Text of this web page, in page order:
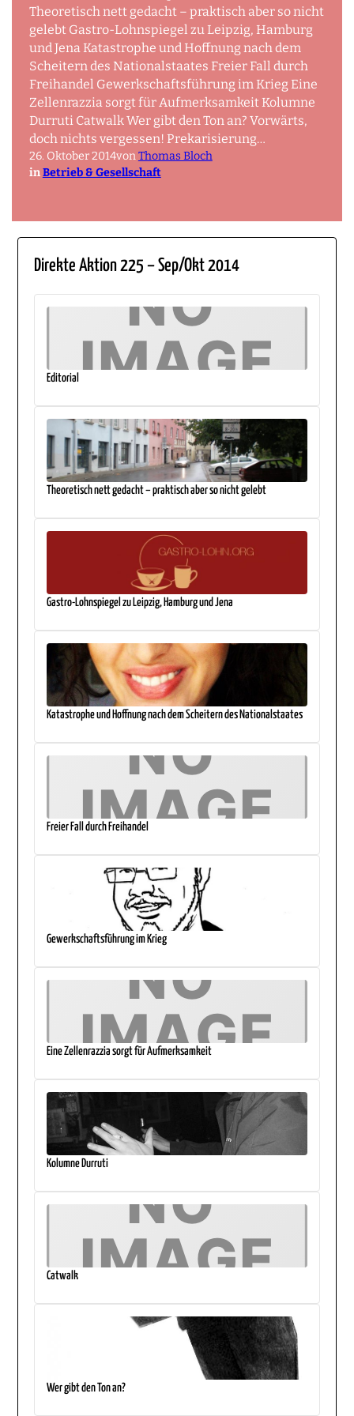
Theoretisch nett gedacht – praktisch aber so nicht
gelebt Gastro-Lohnspiegel zu Leipzig, Hamburg
und Jena Katastrophe und Hoffnung nach dem
Scheitern des Nationalstaates Freier Fall durch
Freihandel Gewerkschaftsführung im Krieg Eine
Zellenrazzia sorgt für Aufmerksamkeit Kolumne
Durruti Catwalk Wer gibt den Ton an? Vorwärts,
doch nichts vergessen! Prekarisierung…
26. Oktober 2014vonThomas Bloch
inBetrieb & Gesellschaft
Direkte Aktion 225 – Sep/Okt 2014
Editorial
Theoretisch nett gedacht – praktisch aber so nicht gelebt
Gastro-Lohnspiegel zu Leipzig, Hamburg und Jena
Katastrophe und Hoffnung nach dem Scheitern des Nationalstaates
Freier Fall durch Freihandel
Gewerkschaftsführung im Krieg
Eine Zellenrazzia sorgt für Aufmerksamkeit
Kolumne Durruti
Catwalk
Wer gibt den Ton an?